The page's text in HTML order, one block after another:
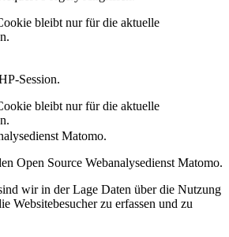
bleibt nur für die aktuelle
Session.
bleibt nur für die aktuelle
Matomo.
Open Source Webanalysedienst Matomo.
wir in der Lage Daten über die Nutzung
Websitebesucher zu erfassen und zu